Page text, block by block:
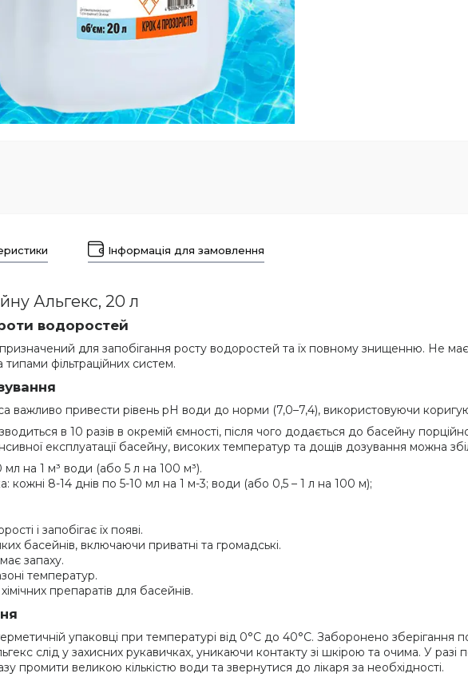
Інформація для замовлення
Альгекс, 20 л
водоростей
для запобігання росту водоростей та їх повному знищенню. Не
типами фільтраційних систем.
важливо привести рівень pH води до норми (7,0–7,4), використовуючи
в 10 разів в окремій ємності, після чого додається до басейну
експлуатації басейну, високих температур та дощів дозування можна
на 1 м³ води (або 5 л на 100 м³).
кожні 8-14 днів по 5-10 мл на 1 м-3; води (або 0,5 – 1 л на 100 м);
і запобігає їх появі.
басейнів, включаючи приватні та громадські.
запаху.
температур.
препаратів для басейнів.
упаковці при температурі від 0°C до 40°C. Заборонено зберігання
слід у захисних рукавичках, уникаючи контакту зі шкірою та очима. У разі
промити великою кількістю води та звернутися до лікаря за необхідності.